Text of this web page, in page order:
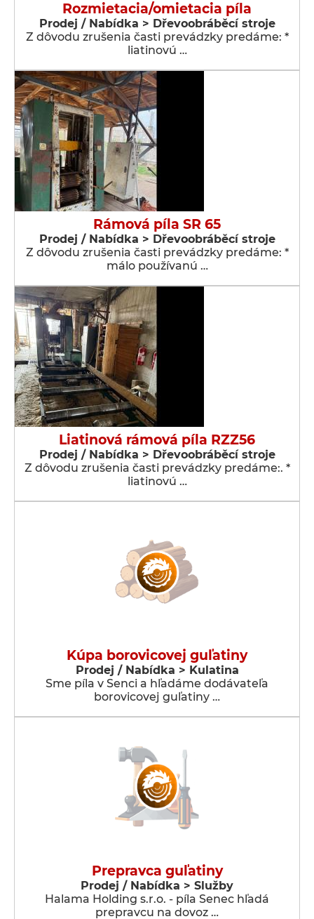
Rozmietacia/omietacia píla
Prodej / Nabídka > Dřevoobráběcí stroje
Z dôvodu zrušenia časti prevádzky predáme: *
liatinovú …
Rámová píla SR 65
Prodej / Nabídka > Dřevoobráběcí stroje
Z dôvodu zrušenia časti prevádzky predáme: *
málo používanú …
Liatinová rámová píla RZZ56
Prodej / Nabídka > Dřevoobráběcí stroje
Z dôvodu zrušenia časti prevádzky predáme:. *
liatinovú …
Kúpa borovicovej guľatiny
Prodej / Nabídka > Kulatina
Sme píla v Senci a hľadáme dodávateľa
borovicovej guľatiny …
Prepravca guľatiny
Prodej / Nabídka > Služby
Halama Holding s.r.o. - píla Senec hľadá
prepravcu na dovoz …